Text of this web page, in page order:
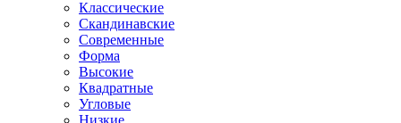
Классические
Скандинавские
Современные
Форма
Высокие
Квадратные
Угловые
Низкие